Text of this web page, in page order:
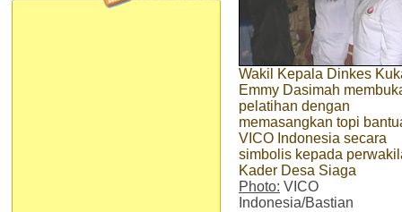
Wakil Kepala Dinkes
Emmy Dasimah
pelatihan dengan
memasangkan topi
VICO Indonesia secara
simbolis kepada
Kader Desa Siaga
Photo: VICO
Indonesia/Bastian